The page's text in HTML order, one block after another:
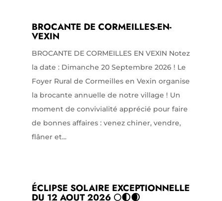
BROCANTE DE CORMEILLES-EN-
VEXIN
BROCANTE DE CORMEILLES EN VEXIN Notez
la date : Dimanche 20 Septembre 2026 ! Le
Foyer Rural de Cormeilles en Vexin organise
la brocante annuelle de notre village ! Un
moment de convivialité apprécié pour faire
de bonnes affaires : venez chiner, vendre,
flâner et...
ÉCLIPSE SOLAIRE EXCEPTIONNELLE
DU 12 AOUT 2026 🌕🌓🌒